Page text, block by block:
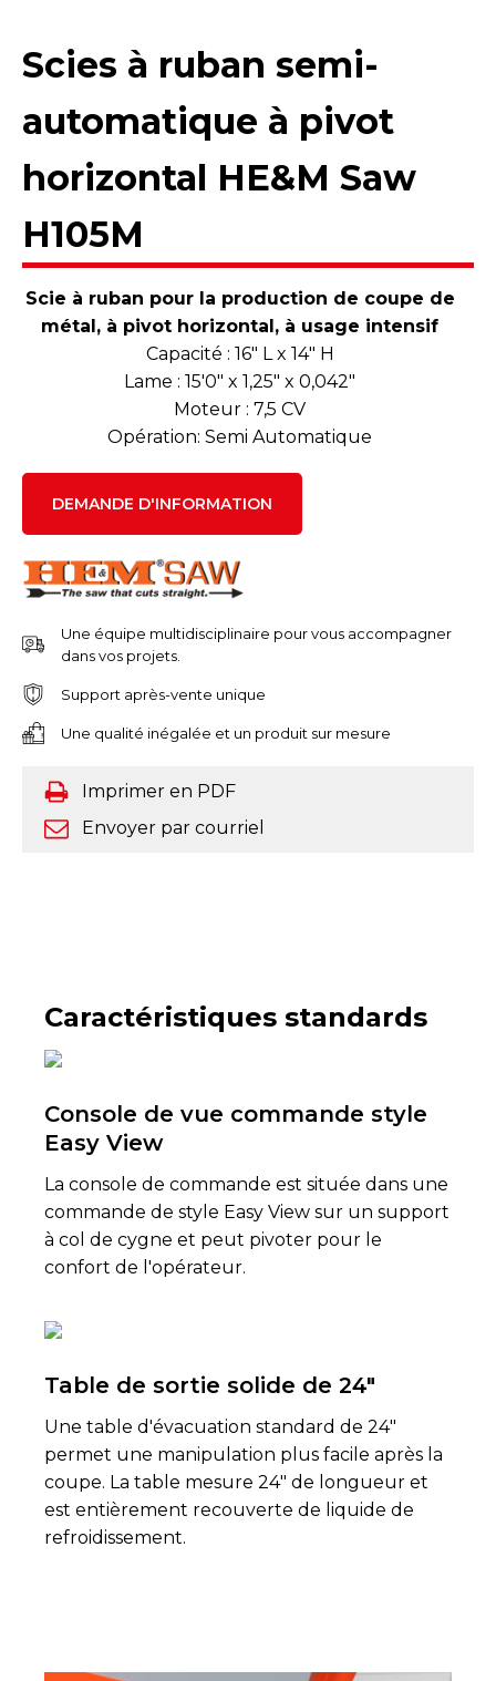
Scies à ruban semi-
automatique à pivot
horizontal HE&M Saw
H105M
Scie à ruban pour la production de coupe de
métal, à pivot horizontal, à usage intensif
Capacité : 16″ L x 14″ H
Lame : 15'0″ x 1,25″ x 0,042″
Moteur : 7,5 CV
Opération: Semi Automatique
DEMANDE D'INFORMATION
Une équipe multidisciplinaire pour vous accompagner
dans vos projets.
Support après-vente unique
Une qualité inégalée et un produit sur mesure
Imprimer en PDF
Envoyer par courriel
Caractéristiques standards
Console de vue commande style
Easy View
La console de commande est située dans une
commande de style Easy View sur un support
à col de cygne et peut pivoter pour le
confort de l'opérateur.
Table de sortie solide de 24"
Une table d'évacuation standard de 24"
permet une manipulation plus facile après la
coupe. La table mesure 24" de longueur et
est entièrement recouverte de liquide de
refroidissement.